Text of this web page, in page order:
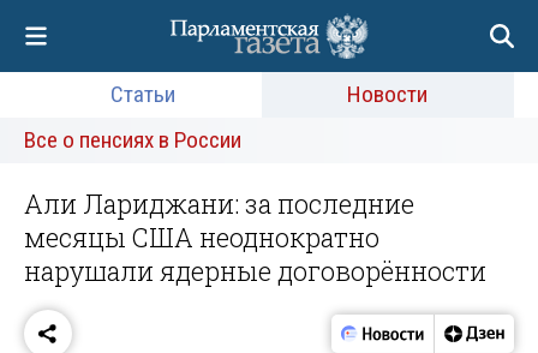
Статьи
Новости
Все о пенсиях в России
Али Лариджани: за последние
месяцы США неоднократно
нарушали ядерные договорённости